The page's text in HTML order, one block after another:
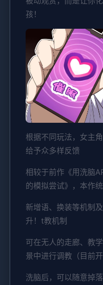
孩！
根据不同玩法，女主
给予众多样反馈
相较于前作《用洗脑
的模拟尝试》，本作统
新增语、换装等机制
升！t教机制
可在无人的走廊、教
景中进行调教（目前开
洗脑后，可以随意掉